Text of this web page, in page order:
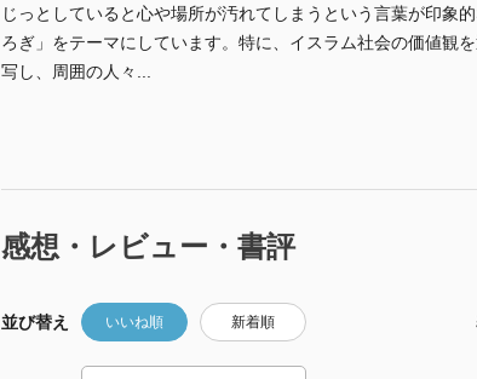
じっとしていると心や場所が汚れてしまうという言葉が印象
ろぎ」をテーマにしています。特に、イスラム社会の価値観
写し、周囲の人々...
感想・レビュー・書評
並び替え いいね順 新着順